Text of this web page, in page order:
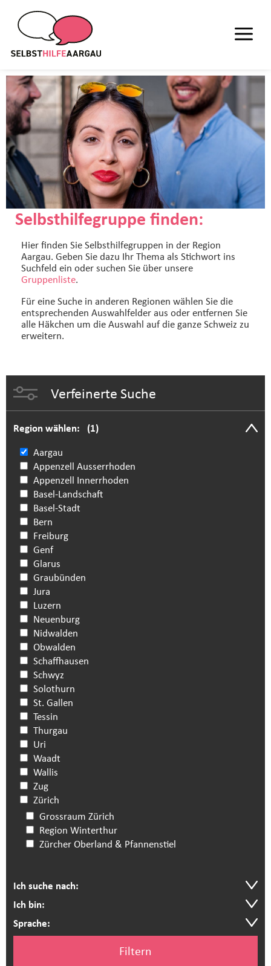
Selbsthilfegruppe finden:
Hier finden Sie Selbsthilfegruppen in der Region
Aargau. Geben Sie dazu Ihr Thema als Stichwort ins
Suchfeld ein oder suchen Sie über unsere
Gruppenliste.
Für eine Suche in anderen Regionen wählen Sie die
entsprechenden Auswahlfelder aus oder entfernen Sie
alle Häkchen um die Auswahl auf die ganze Schweiz zu
erweitern.
Verfeinerte Suche
Region wählen:
(1)
Aargau
Appenzell Ausserrhoden
Appenzell Innerrhoden
Basel-Landschaft
Basel-Stadt
Bern
Freiburg
Genf
Glarus
Graubünden
Jura
Luzern
Neuenburg
Nidwalden
Obwalden
Schaffhausen
Schwyz
Solothurn
St. Gallen
Tessin
Thurgau
Uri
Waadt
Wallis
Zug
Zürich
Grossraum Zürich
Region Winterthur
Zürcher Oberland & Pfannenstiel
Ich suche nach:
Ich bin:
Sprache:
Filtern